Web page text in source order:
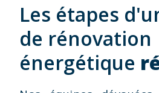
Les étapes
de rénovation
énergétique